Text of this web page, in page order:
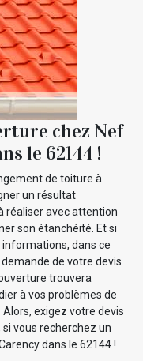
chez Nef
le 62144 !
de toiture à
un résultat
réaliser avec attention
son étanchéité. Et si
dans ce
de votre devis
trouvera
à vos problèmes de
exigez votre devis
vous recherchez un
dans le 62144 !